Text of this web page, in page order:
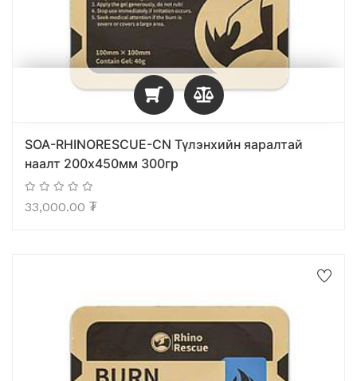
SOA-RHINORESCUE-CN Түлэнхийн яаралтай
наалт 200х450мм 300гр
33,000.00 ₮